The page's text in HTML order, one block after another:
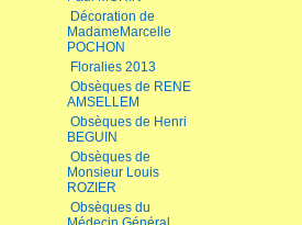
Décoration de
MadameMarcelle
POCHON
Floralies 2013
Obsèques de RENE
AMSELLEM
Obsèques de Henri
BEGUIN
Obsèques de
Monsieur Louis
ROZIER
Obsèques du